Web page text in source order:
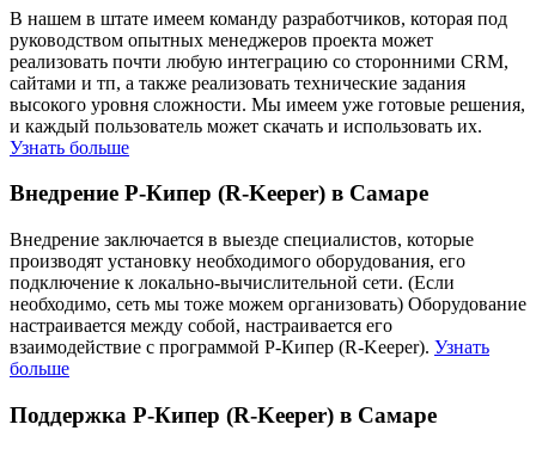
В нашем в штате имеем команду разработчиков, которая под
руководством опытных менеджеров проекта может
реализовать почти любую интеграцию со сторонними CRM,
сайтами и тп, а также реализовать технические задания
высокого уровня сложности. Мы имеем уже готовые решения,
и каждый пользователь может скачать и использовать их.
Узнать больше
Внедрение Р-Кипер (R-Keeper) в Самаре
Внедрение заключается в выезде специалистов, которые
производят установку необходимого оборудования, его
подключение к локально-вычислительной сети. (Если
необходимо, сеть мы тоже можем организовать) Оборудование
настраивается между собой, настраивается его
взаимодействие с программой Р-Кипер (R-Keeper). Узнать
больше
Поддержка Р-Кипер (R-Keeper) в Самаре